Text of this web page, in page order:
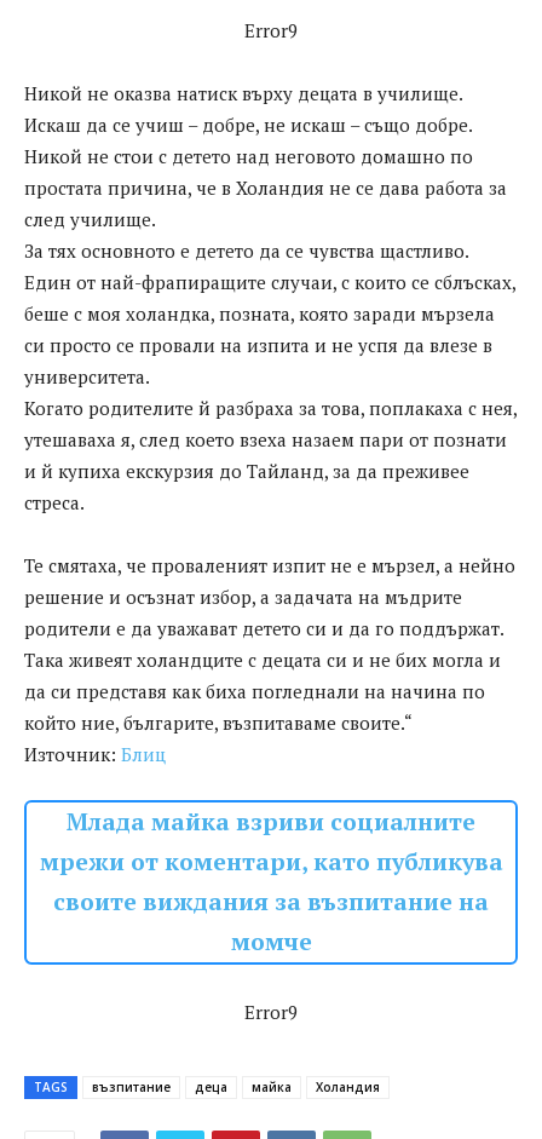
Error9
Никой не оказва натиск върху децата в училище.
Искаш да се учиш – добре, не искаш – също добре.
Никой не стои с детето над неговото домашно по
простата причина, че в Холандия не се дава работа за
след училище.
За тях основното е детето да се чувства щастливо.
Един от най-фрапиращите случаи, с които се сблъсках,
беше с моя холандка, позната, която заради мързела
си просто се провали на изпита и не успя да влезе в
университета.
Когато родителите й разбраха за това, поплакаха с нея,
утешаваха я, след което взеха назаем пари от познати
и й купиха екскурзия до Тайланд, за да преживее
стреса.
Те смятаха, че проваленият изпит не е мързел, а нейно
решение и осъзнат избор, а задачата на мъдрите
родители е да уважават детето си и да го поддържат.
Така живеят холандците с децата си и не бих могла и
да си представя как биха погледнали на начина по
който ние, българите, възпитаваме своите.“
Източник: Блиц
Млада майка взриви социалните
мрежи от коментари, като публикува
своите виждания за възпитание на
момче
Error9
TAGS възпитание деца майка Холандия